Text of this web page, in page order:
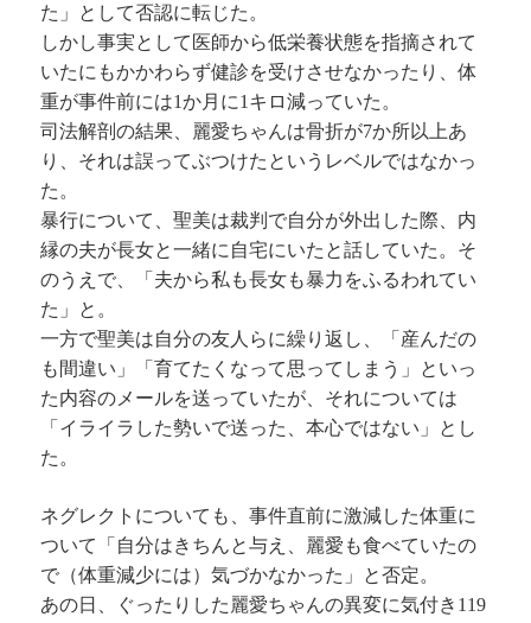
た」として否認に転じた。
しかし事実として医師から低栄養状態を指摘されて
いたにもかかわらず健診を受けさせなかったり、体
重が事件前には1か月に1キロ減っていた。
司法解剖の結果、麗愛ちゃんは骨折が7か所以上あ
り、それは誤ってぶつけたというレベルではなかっ
た。
暴行について、聖美は裁判で自分が外出した際、内
縁の夫が長女と一緒に自宅にいたと話していた。そ
のうえで、「夫から私も長女も暴力をふるわれてい
た」と。
一方で聖美は自分の友人らに繰り返し、「産んだの
も間違い」「育てたくなって思ってしまう」といっ
た内容のメールを送っていたが、それについては
「イライラした勢いで送った、本心ではない」とし
た。
ネグレクトについても、事件直前に激減した体重に
ついて「自分はきちんと与え、麗愛も食べていたの
で（体重減少には）気づかなかった」と否定。
あの日、ぐったりした麗愛ちゃんの異変に気付き119